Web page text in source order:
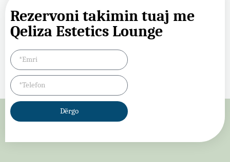
Rezervoni takimin tuaj me
Qeliza Estetics Lounge
Dërgo